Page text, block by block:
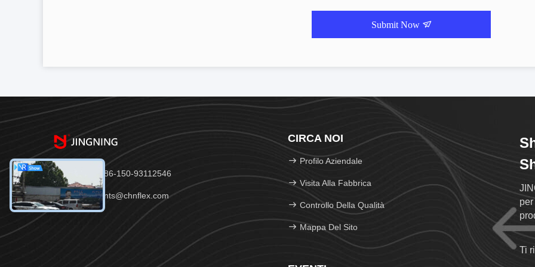
Submit Now
Telefono：86-150-93112546
E-mail：joints@chnflex.com
CIRCA NOI
Profilo Aziendale
Visita Alla Fabbrica
Controllo Della Qualità
Mappa Del Sito
Ti